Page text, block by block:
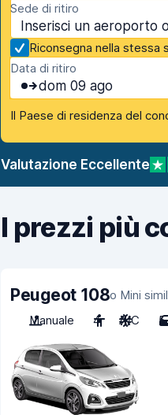
Sede di ritiro
Riconsegna nella stessa
Data di ritiro
dom 09 ago
Il Paese di residenza del
Valutazione Eccellente
I prezzi più
Peugeot 108o Mini
Manuale
4 A/C 5